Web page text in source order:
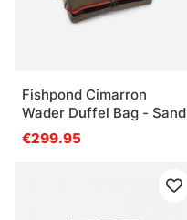
Fishpond Cimarron
Wader Duffel Bag - Sand
€299.95